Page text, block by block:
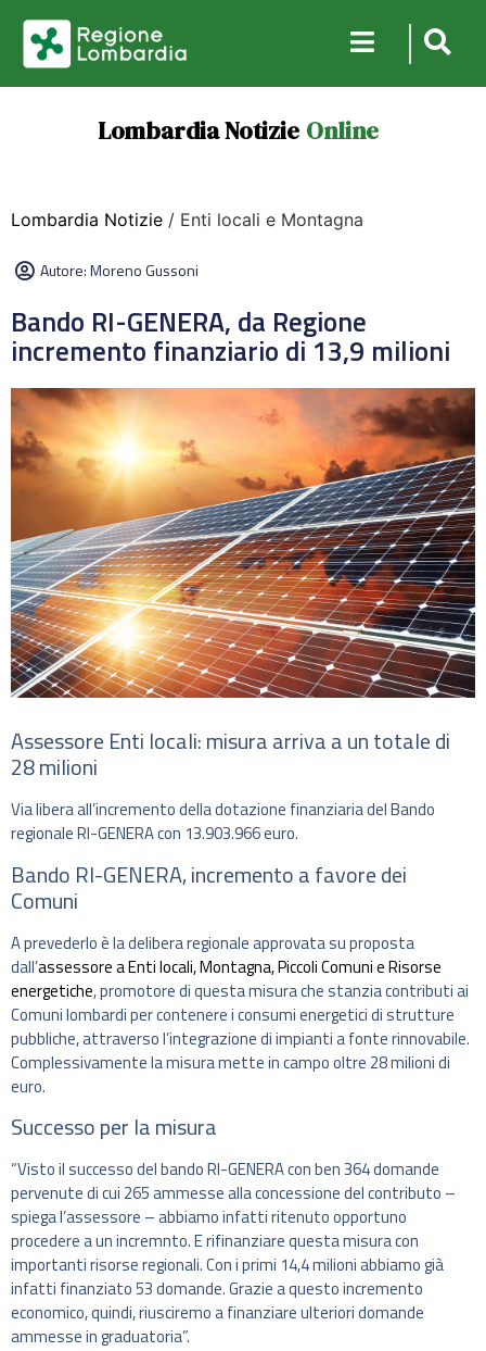
Lombardia Notizie Online
Lombardia Notizie / Enti locali e Montagna
Autore:Moreno Gussoni
Bando RI-GENERA, da Regione
incremento finanziario di 13,9 milioni
Assessore Enti locali: misura arriva a un totale di
28 milioni
Via libera all’incremento della dotazione finanziaria del Bando
regionale RI-GENERA con 13.903.966 euro.
Bando RI-GENERA, incremento a favore dei
Comuni
A prevederlo è la delibera regionale approvata su proposta
dall’assessore a Enti locali, Montagna, Piccoli Comuni e Risorse
energetiche, promotore di questa misura che stanzia contributi ai
Comuni lombardi per contenere i consumi energetici di strutture
pubbliche, attraverso l’integrazione di impianti a fonte rinnovabile.
Complessivamente la misura mette in campo oltre 28 milioni di
euro.
Successo per la misura
“Visto il successo del bando RI-GENERA con ben 364 domande
pervenute di cui 265 ammesse alla concessione del contributo –
spiega l’assessore – abbiamo infatti ritenuto opportuno
procedere a un incremnto. E rifinanziare questa misura con
importanti risorse regionali. Con i primi 14,4 milioni abbiamo già
infatti finanziato 53 domande. Grazie a questo incremento
economico, quindi, riusciremo a finanziare ulteriori domande
ammesse in graduatoria”.